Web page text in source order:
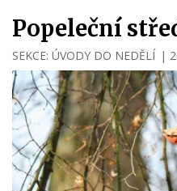
Popeleční
SEKCE: ÚVODY DO NEDĚLÍ |